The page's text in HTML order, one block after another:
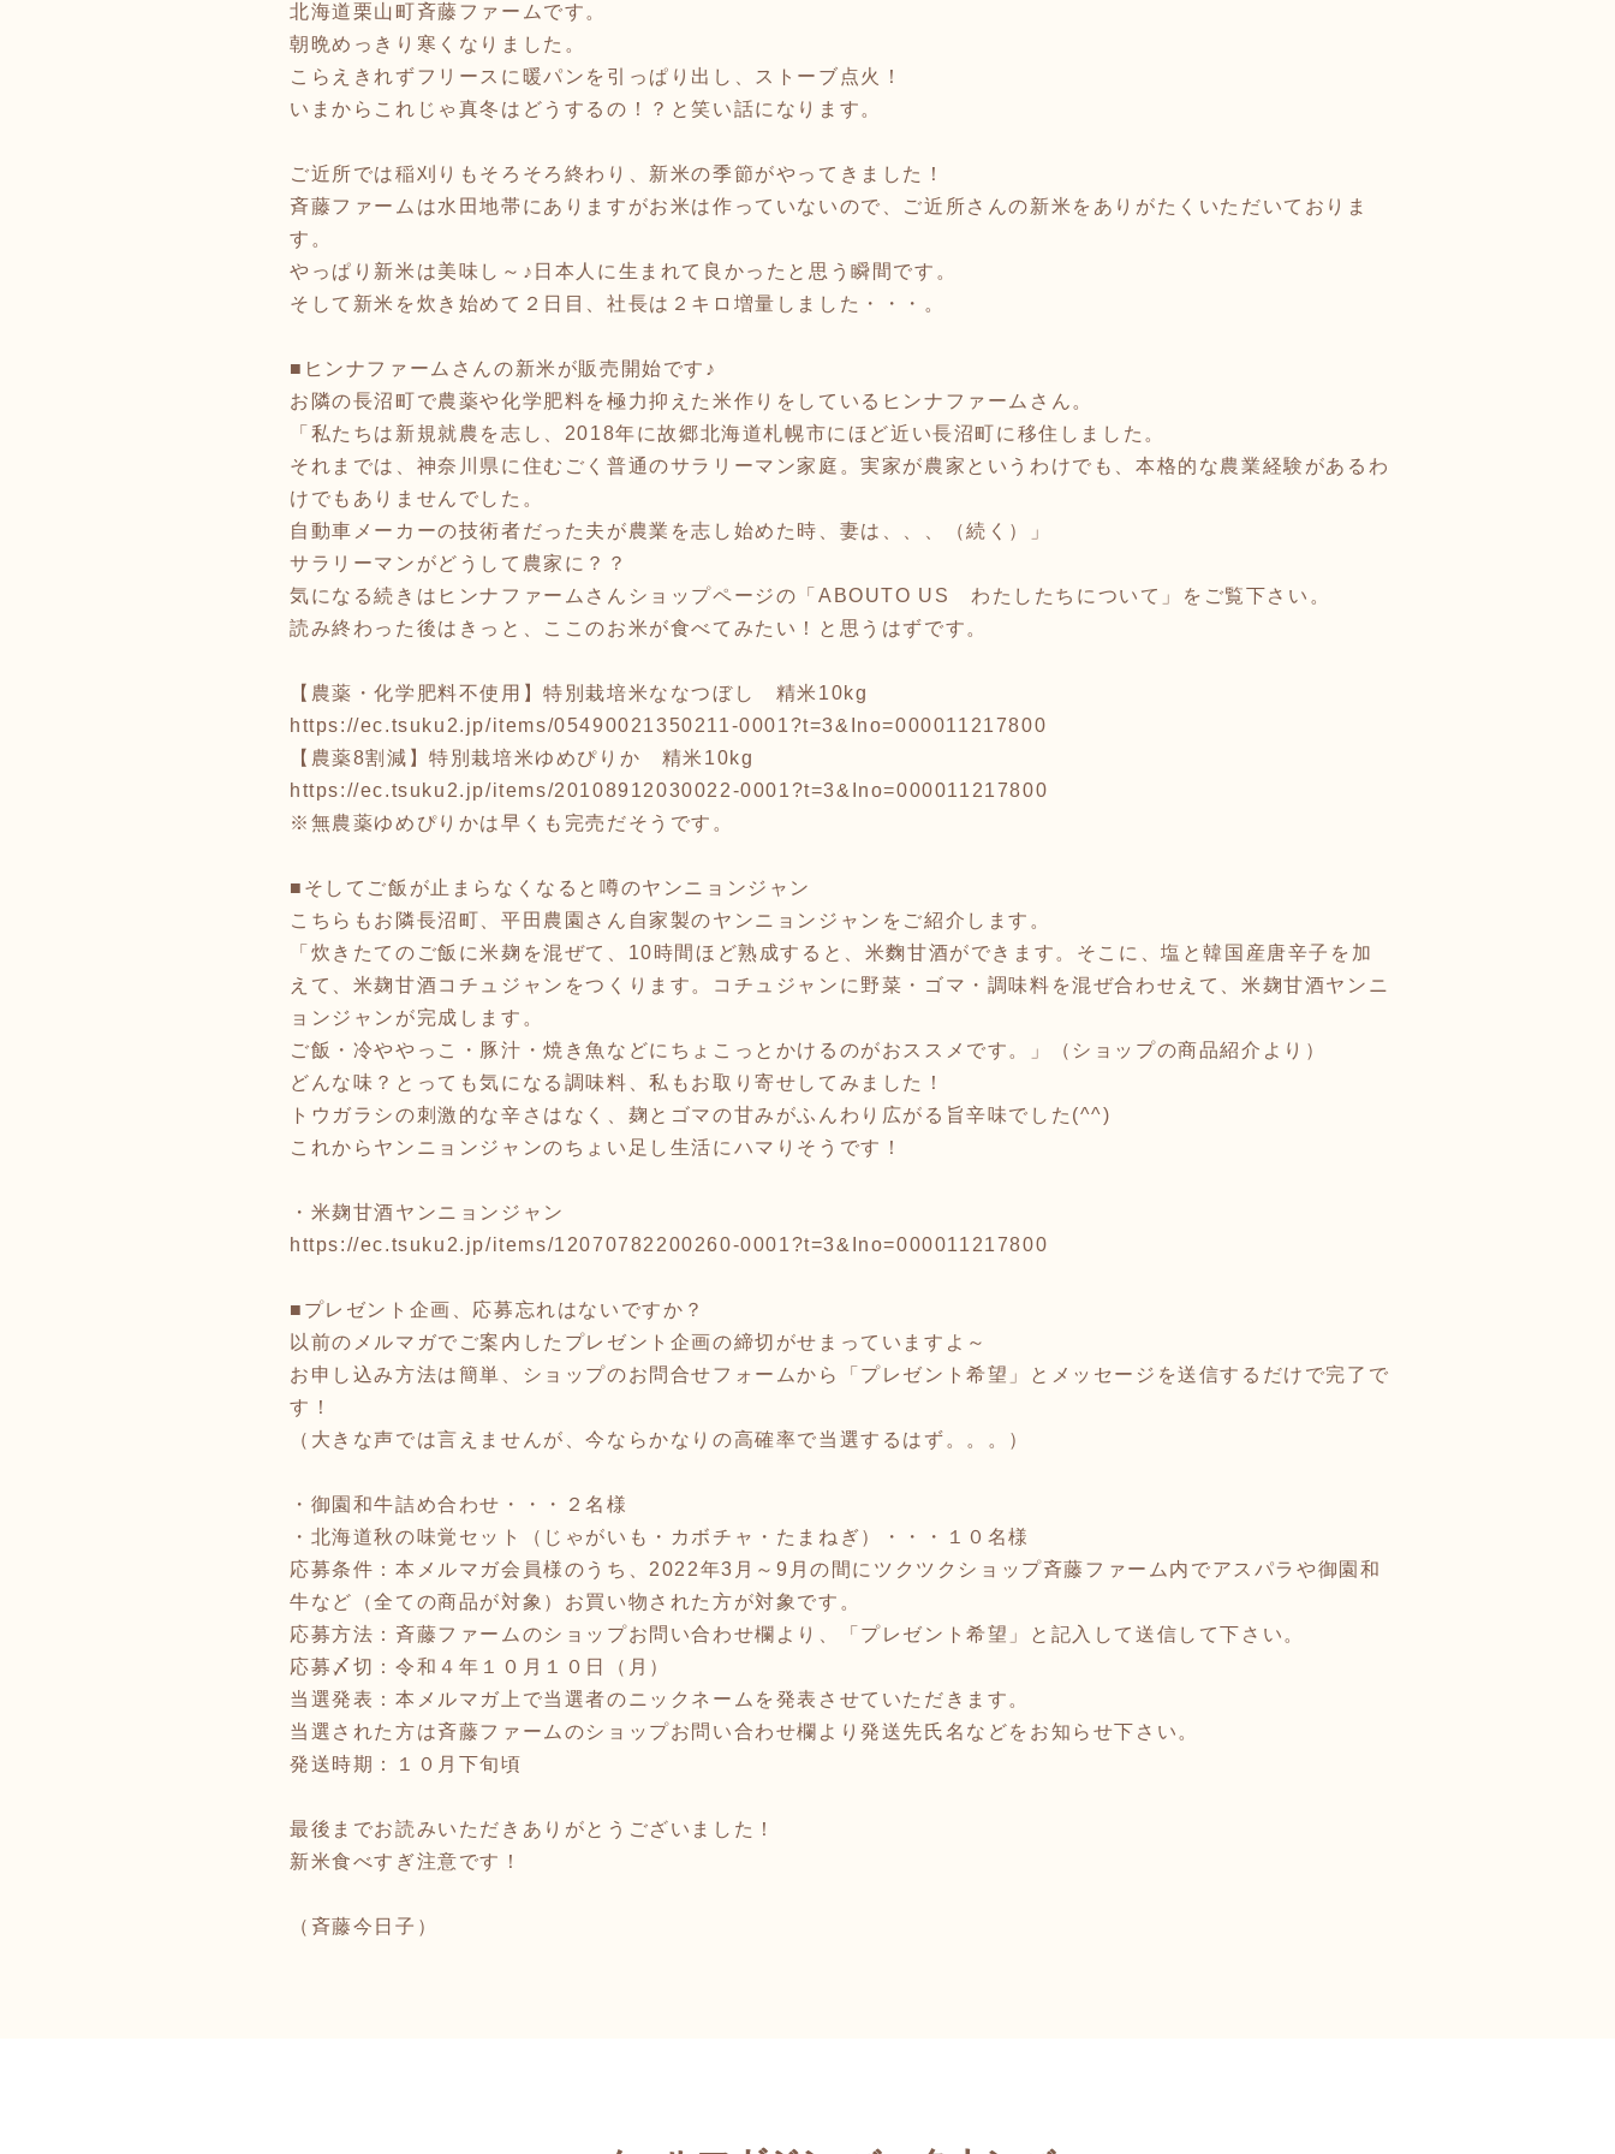
北海道栗山町斉藤ファームです。
朝晩めっきり寒くなりました。
こらえきれずフリースに暖パンを引っぱり出し、ストーブ点火！
いまからこれじゃ真冬はどうするの！？と笑い話になります。
ご近所では稲刈りもそろそろ終わり、新米の季節がやってきました！
斉藤ファームは水田地帯にありますがお米は作っていないので、ご近所さんの新米をありがたくいただいておりま
す。
やっぱり新米は美味し～♪日本人に生まれて良かったと思う瞬間です。
そして新米を炊き始めて２日目、社長は２キロ増量しました・・・。
■ヒンナファームさんの新米が販売開始です♪
お隣の長沼町で農薬や化学肥料を極力抑えた米作りをしているヒンナファームさん。
「私たちは新規就農を志し、2018年に故郷北海道札幌市にほど近い長沼町に移住しました。
それまでは、神奈川県に住むごく普通のサラリーマン家庭。実家が農家というわけでも、本格的な農業経験があるわ
けでもありませんでした。
自動車メーカーの技術者だった夫が農業を志し始めた時、妻は、、、（続く）」
サラリーマンがどうして農家に？？
気になる続きはヒンナファームさんショップページの「ABOUTO US わたしたちについて」をご覧下さい。
読み終わった後はきっと、ここのお米が食べてみたい！と思うはずです。
【農薬・化学肥料不使用】特別栽培米ななつぼし 精米10kg
https://ec.tsuku2.jp/items/05490021350211-0001?t=3&Ino=000011217800
【農薬8割減】特別栽培米ゆめぴりか 精米10kg
https://ec.tsuku2.jp/items/20108912030022-0001?t=3&Ino=000011217800
※無農薬ゆめぴりかは早くも完売だそうです。
■そしてご飯が止まらなくなると噂のヤンニョンジャン
こちらもお隣長沼町、平田農園さん自家製のヤンニョンジャンをご紹介します。
「炊きたてのご飯に米麹を混ぜて、10時間ほど熟成すると、米麴甘酒ができます。そこに、塩と韓国産唐辛子を加
えて、米麹甘酒コチュジャンをつくります。コチュジャンに野菜・ゴマ・調味料を混ぜ合わせえて、米麹甘酒ヤンニ
ョンジャンが完成します。
ご飯・冷ややっこ・豚汁・焼き魚などにちょこっとかけるのがおススメです。」（ショップの商品紹介より）
どんな味？とっても気になる調味料、私もお取り寄せしてみました！
トウガラシの刺激的な辛さはなく、麹とゴマの甘みがふんわり広がる旨辛味でした(^^)
これからヤンニョンジャンのちょい足し生活にハマりそうです！
・米麹甘酒ヤンニョンジャン
https://ec.tsuku2.jp/items/12070782200260-0001?t=3&Ino=000011217800
■プレゼント企画、応募忘れはないですか？
以前のメルマガでご案内したプレゼント企画の締切がせまっていますよ～
お申し込み方法は簡単、ショップのお問合せフォームから「プレゼント希望」とメッセージを送信するだけで完了で
す！
（大きな声では言えませんが、今ならかなりの高確率で当選するはず。。。）
・御園和牛詰め合わせ・・・２名様
・北海道秋の味覚セット（じゃがいも・カボチャ・たまねぎ）・・・１０名様
応募条件：本メルマガ会員様のうち、2022年3月～9月の間にツクツクショップ斉藤ファーム内でアスパラや御園和
牛など（全ての商品が対象）お買い物された方が対象です。
応募方法：斉藤ファームのショップお問い合わせ欄より、「プレゼント希望」と記入して送信して下さい。
応募〆切：令和４年１０月１０日（月）
当選発表：本メルマガ上で当選者のニックネームを発表させていただきます。
当選された方は斉藤ファームのショップお問い合わせ欄より発送先氏名などをお知らせ下さい。
発送時期：１０月下旬頃
最後までお読みいただきありがとうございました！
新米食べすぎ注意です！
（斉藤今日子）